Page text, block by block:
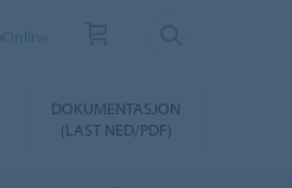
DOKUMENTASJON
(LAST NED/PDF)